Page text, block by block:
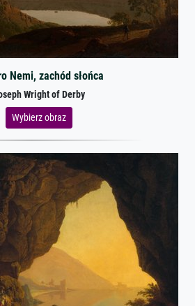
Nemi, zachód słońca
Wright of Derby
Wybierz obraz